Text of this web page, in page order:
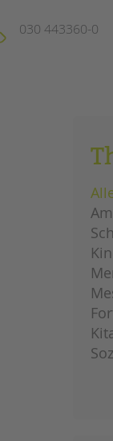
schließen
030 443360-0
Suchen